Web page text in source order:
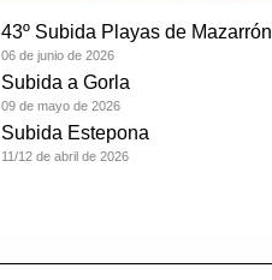
43º Subida Playas de Mazarrón
06 de junio de 2026
Subida a Gorla
09 de mayo de 2026
Subida Estepona
11/12 de abril de 2026